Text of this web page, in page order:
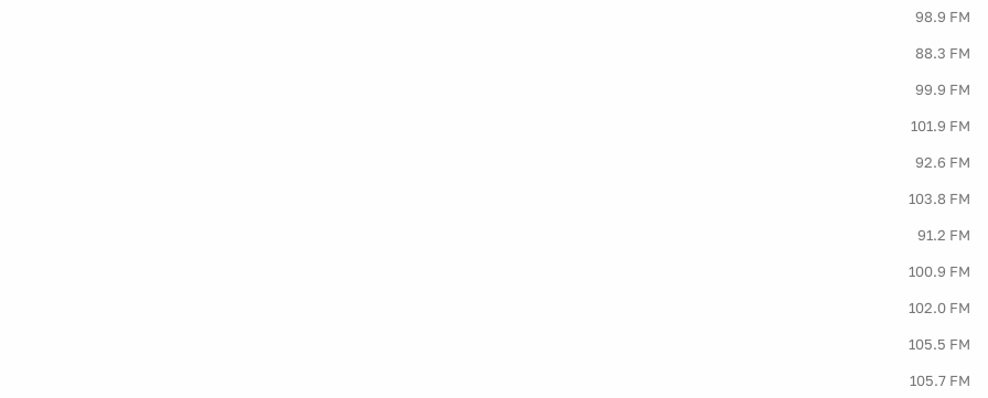
98.9 FM
88.3 FM
99.9 FM
101.9 FM
92.6 FM
103.8 FM
91.2 FM
100.9 FM
102.0 FM
105.5 FM
105.7 FM